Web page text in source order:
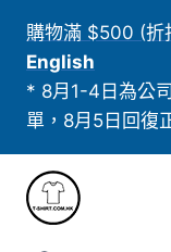
content
購物滿 $500 (折
English
* 8月1-4日為公
單，8月5日回復